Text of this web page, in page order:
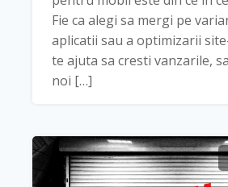
Fie ca alegi sa mergi pe
aplicatii sau a optimizarii
te ajuta sa cresti vanzarile,
noi […]